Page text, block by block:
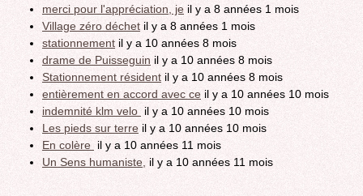
merci pour l'appréciation, je il y a 8 années 1 mois
Village zéro déchet il y a 8 années 1 mois
stationnement il y a 10 années 8 mois
drame de Puisseguin il y a 10 années 8 mois
Stationnement résident il y a 10 années 8 mois
entièrement en accord avec ce il y a 10 années 10 mois
indemnité klm velo il y a 10 années 10 mois
Les pieds sur terre il y a 10 années 10 mois
En colère il y a 10 années 11 mois
Un Sens humaniste,
il y a 10 années 11 mois